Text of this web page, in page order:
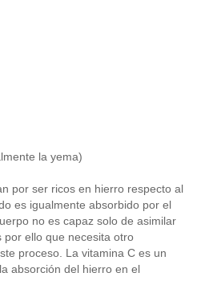
la yema)
por ser ricos en hierro respecto al
es igualmente absorbido por el
no es capaz solo de asimilar
ello que necesita otro
proceso. La vitamina C es un
absorción del hierro en el